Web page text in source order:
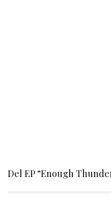
Del EP “Enough